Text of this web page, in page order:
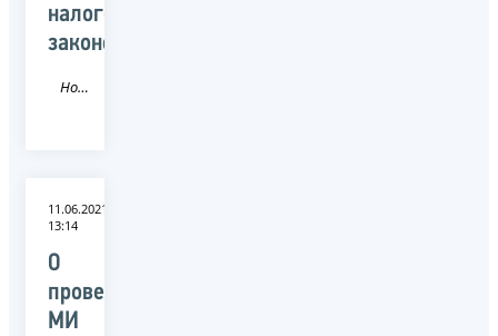
налоговом
законодательстве
Новость
11.06.2021
13:14
О
проведении
МИ